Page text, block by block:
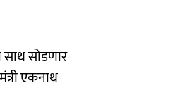
साथ सोडणार
एकनाथ